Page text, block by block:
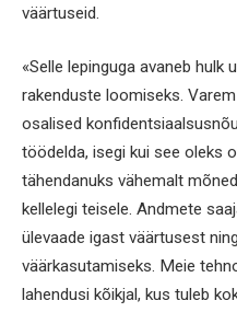
väärtuseid.
«Selle lepinguga avaneb hulk
rakenduste loomiseks.
osalised
töödelda, isegi kui see oleks
tähendanuks vähemalt
kellelegi teisele. Andmete
ülevaade igast väärtusest
väärkasutamiseks. Meie
lahendusi kõikjal, kus tuleb